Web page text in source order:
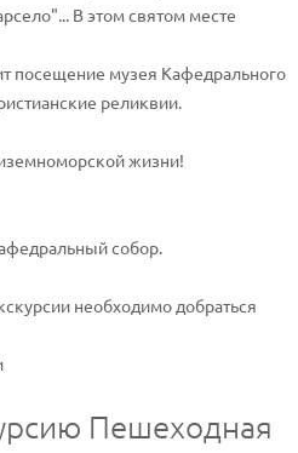
В этом святом месте
посещение музея Кафедрального
реликвии.
жизни!
собор.
необходимо добраться
Пешеходная